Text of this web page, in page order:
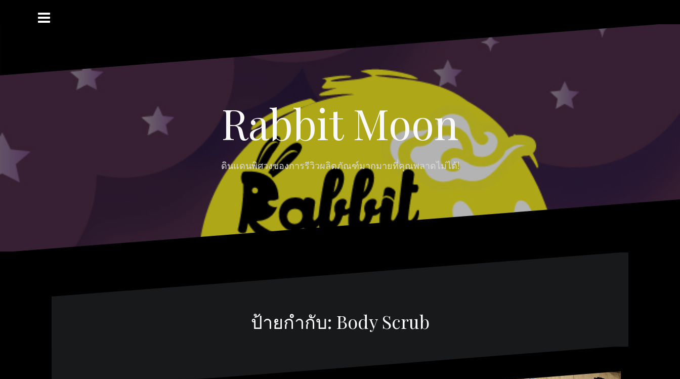
Rabbit Moon
ดินแดนพิศวงของการรีวิวผลิตภัณฑ์มากมายที่คุณพลาดไม่ได้!
ป้ายกำกับ: Body Scrub